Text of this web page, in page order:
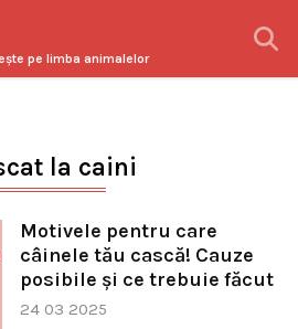
pe limba animalelor
la caini
Motivele pentru care
câinele tău cască! Cauze
posibile și ce trebuie făcut
24 03 2025